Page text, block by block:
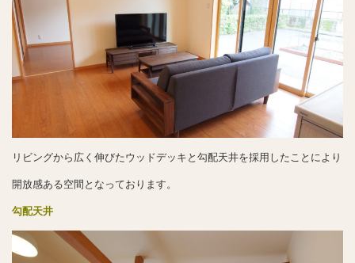
リビングから広く伸びたウッドデッキと勾配天井を採用したことにより
開放感ある空間となっております。
勾配天井